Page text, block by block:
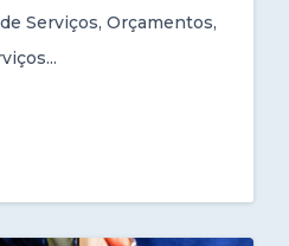
Serviços, Orçamentos,